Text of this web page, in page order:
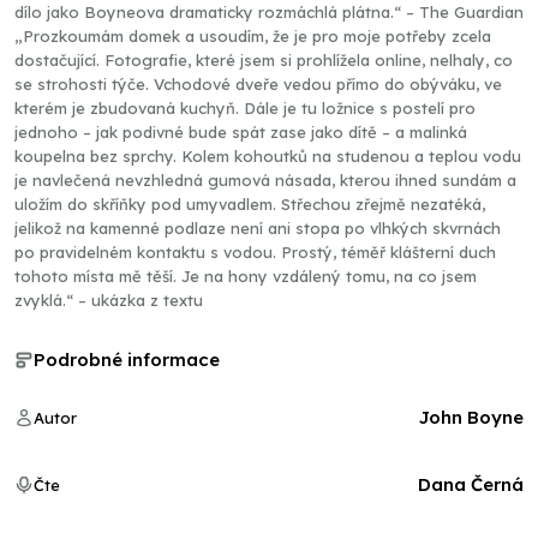
dílo jako Boyneova dramaticky rozmáchlá plátna.“ – The Guardian
„Prozkoumám domek a usoudím, že je pro moje potřeby zcela
dostačující. Fotografie, které jsem si prohlížela online, nelhaly, co
se strohosti týče. Vchodové dveře vedou přímo do obýváku, ve
kterém je zbudovaná kuchyň. Dále je tu ložnice s postelí pro
jednoho – jak podivné bude spát zase jako dítě – a malinká
koupelna bez sprchy. Kolem kohoutků na studenou a teplou vodu
je navlečená nevzhledná gumová násada, kterou ihned sundám a
uložím do skříňky pod umyvadlem. Střechou zřejmě nezatéká,
jelikož na kamenné podlaze není ani stopa po vlhkých skvrnách
po pravidelném kontaktu s vodou. Prostý, téměř klášterní duch
tohoto místa mě těší. Je na hony vzdálený tomu, na co jsem
zvyklá.“ – ukázka z textu
Podrobné informace
Autor John Boyne
Čte Dana Černá